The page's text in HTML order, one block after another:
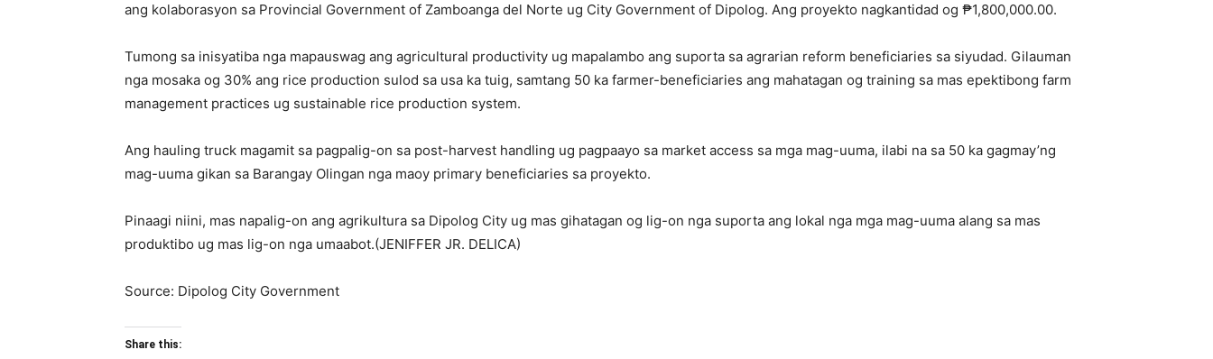
ang kolaborasyon sa Provincial Government of Zamboanga del Norte ug City Government of Dipolog. Ang proyekto nagkantidad og ₱1,800,000.00.
Tumong sa inisyatiba nga mapauswag ang agricultural productivity ug mapalambo ang suporta sa agrarian reform beneficiaries sa siyudad. Gilauman
nga mosaka og 30% ang rice production sulod sa usa ka tuig, samtang 50 ka farmer-beneficiaries ang mahatagan og training sa mas epektibong farm
management practices ug sustainable rice production system.
Ang hauling truck magamit sa pagpalig-on sa post-harvest handling ug pagpaayo sa market access sa mga mag-uuma, ilabi na sa 50 ka gagmay’ng
mag-uuma gikan sa Barangay Olingan nga maoy primary beneficiaries sa proyekto.
Pinaagi niini, mas napalig-on ang agrikultura sa Dipolog City ug mas gihatagan og lig-on nga suporta ang lokal nga mga mag-uuma alang sa mas
produktibo ug mas lig-on nga umaabot.(JENIFFER JR. DELICA)
Source: Dipolog City Government
Share this: